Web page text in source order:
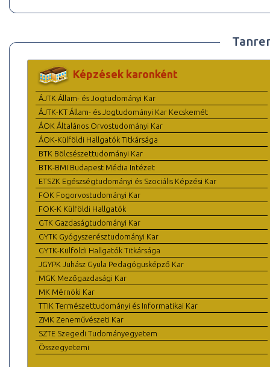
Képzések karonként
ÁJTK Állam- és Jogtudományi Kar
ÁJTK-KT Állam- és Jogtudományi Kar Kecskemét
ÁOK Általános Orvostudományi Kar
ÁOK-Külföldi Hallgatók Titkársága
BTK Bölcsészettudományi Kar
BTK-BMI Budapest Média Intézet
ETSZK Egészségtudományi és Szociális Képzési Kar
FOK Fogorvostudományi Kar
FOK-K Külföldi Hallgatók
GTK Gazdaságtudományi Kar
GYTK Gyógyszerésztudományi Kar
GYTK-Külföldi Hallgatók Titkársága
JGYPK Juhász Gyula Pedagógusképző Kar
MGK Mezőgazdasági Kar
MK Mérnöki Kar
TTIK Természettudományi és Informatikai Kar
ZMK Zeneművészeti Kar
SZTE Szegedi Tudományegyetem
Összegyetemi